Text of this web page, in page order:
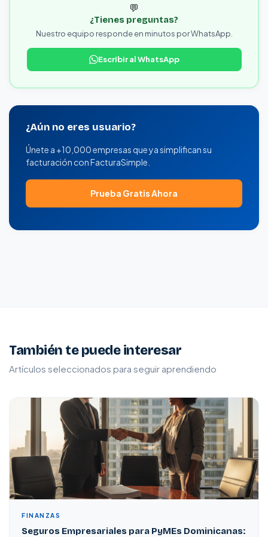
💬
¿Tienes preguntas?
Nuestro equipo responde en minutos por WhatsApp.
Escribir al WhatsApp
¿Aún no eres usuario?
Únete a +10,000 empresas que ya simplifican su
facturación con FacturaSimple.
Prueba Gratis Ahora
También te puede interesar
Artículos seleccionados para seguir aprendiendo
FINANZAS
Seguros Empresariales para PyMEs Dominicanas: